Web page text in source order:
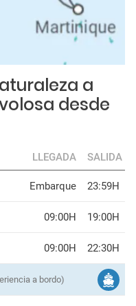
a
desde
LLEGADA SALIDA
Embarque 23:59H
09:00H 19:00H
09:00H 22:30H
a bordo)